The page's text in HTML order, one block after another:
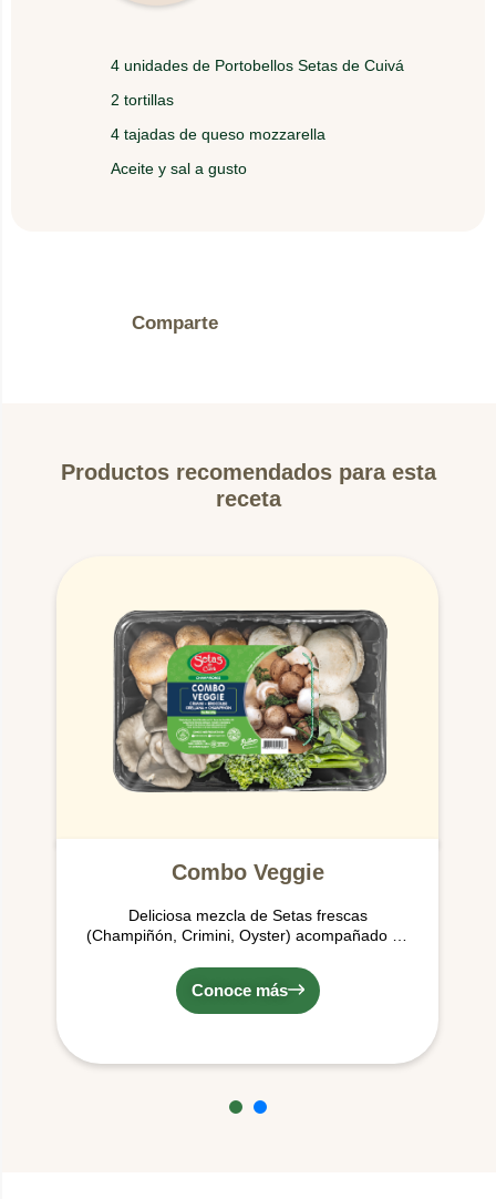
4 unidades de Portobellos Setas de Cuivá
2 tortillas
4 tajadas de queso mozzarella
Aceite y sal a gusto
En un sartén con un poco de aceite saltea los
tapa el sartén.
Comparte
Productos recomendados para esta
receta
Combo Veggie
Deliciosa mezcla de Setas frescas
(Champiñón, Crimini, Oyster) acompañado de
ideales para hacer tus preparaciones más
deliciosas con su aporte vegetal.
Conoce más